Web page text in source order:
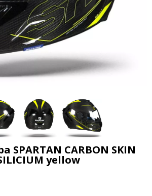
SPARTAN CARBON SKIN
yellow